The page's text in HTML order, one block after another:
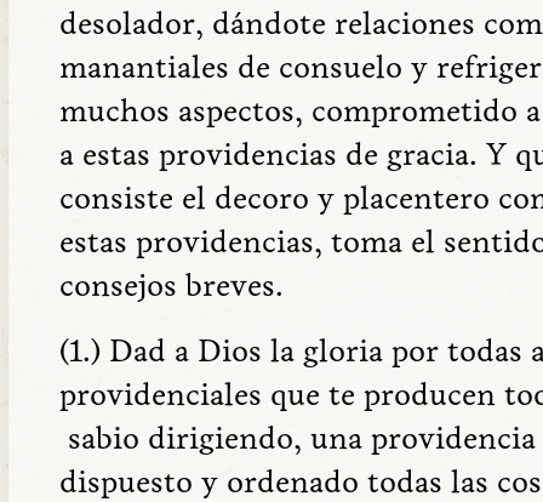
desolador, dándote relaciones
manantiales de consuelo y
muchos aspectos, comprometido
a estas providencias de gracia. Y
consiste el decoro y placentero
estas providencias, toma el
consejos breves.
(1.) Dad a Dios la gloria por todas
providenciales que te producen
sabio dirigiendo, una
dispuesto y ordenado todas las